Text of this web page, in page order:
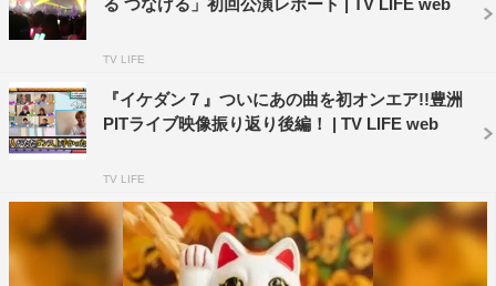
る つなげる」初回公演レポート | TV LIFE web
TV LIFE
『イケダン７』ついにあの曲を初オンエア!!豊洲
PITライブ映像振り返り後編！ | TV LIFE web
TV LIFE